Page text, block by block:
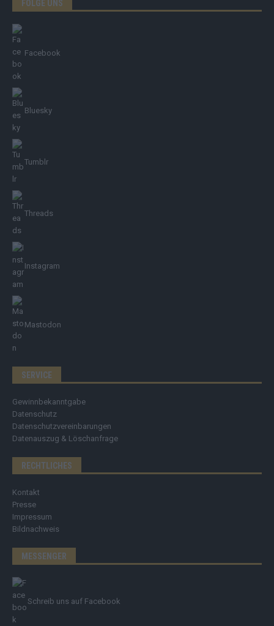
FOLGE UNS
Facebook
Bluesky
Tumblr
Threads
Instagram
Mastodon
SERVICE
Gewinnbekanntgabe
Datenschutz
Datenschutzvereinbarungen
Datenauszug & Löschanfrage
RECHTLICHES
Kontakt
Presse
Impressum
Bildnachweis
MESSENGER
Schreib uns auf Facebook